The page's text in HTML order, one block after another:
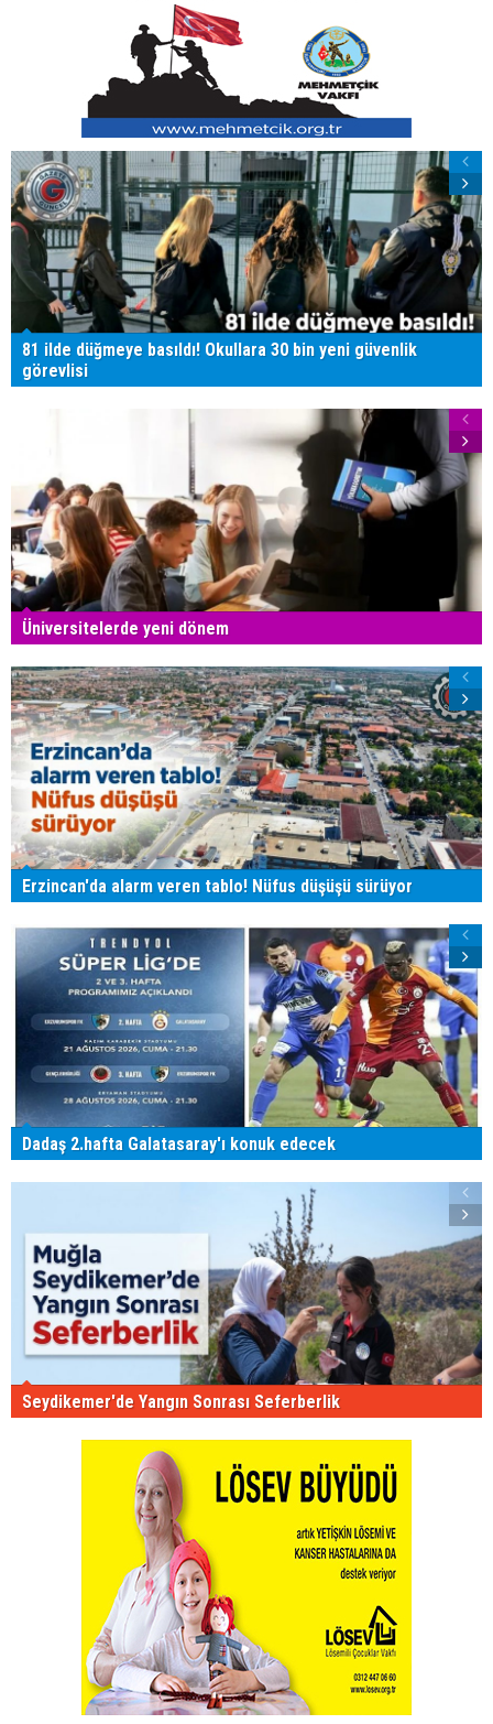
81 ilde düğmeye basıldı! Okullara 30 bin yeni güvenlik
görevlisi
Üniversitelerde yeni dönem
Erzincan'da alarm veren tablo! Nüfus düşüşü sürüyor
Dadaş 2.hafta Galatasaray'ı konuk edecek
Seydikemer'de Yangın Sonrası Seferberlik